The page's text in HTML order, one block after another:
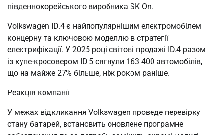
південнокорейського виробника SK On.
Volkswagen ID.4 є найпопулярнішим електромобілем
концерну та ключовою моделлю в стратегії
електрифікації. У 2025 році світові продажі ID.4 разом
із купе-кросовером ID.5 сягнули 163 400 автомобілів,
що на майже 27% більше, ніж роком раніше.
Реакція компанії
У межах відкликання Volkswagen проведе перевірку
стану батарей, встановить оновлене програмне